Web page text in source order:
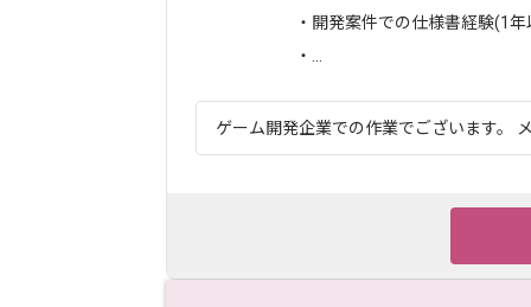
・開発案件での仕様書経験(1年
・...
ゲーム開発企業での作業でございます。